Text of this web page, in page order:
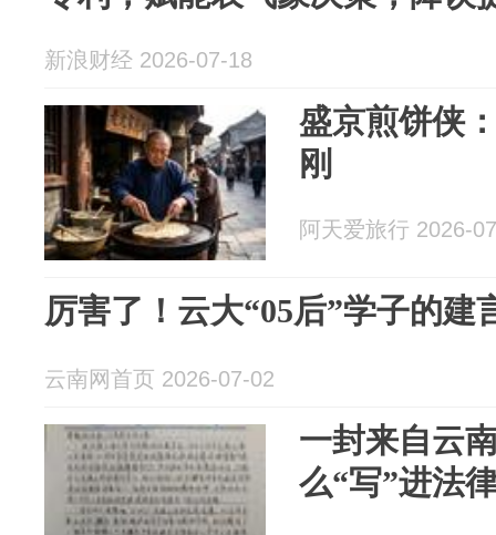
新浪财经 2026-07-18
盛京煎饼侠
刚
阿天爱旅行 2026-
厉害了！云大“05后”学子的建
云南网首页 2026-07-02
一封来自云
么“写”进法